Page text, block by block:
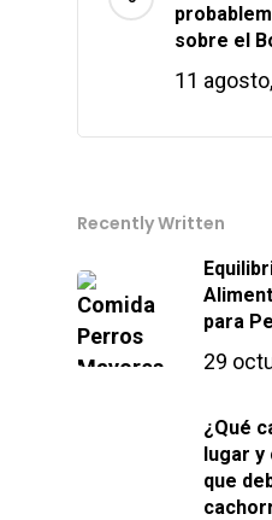
sobre el
11
Recently Written
para
29
¿Qué
lugar y
que